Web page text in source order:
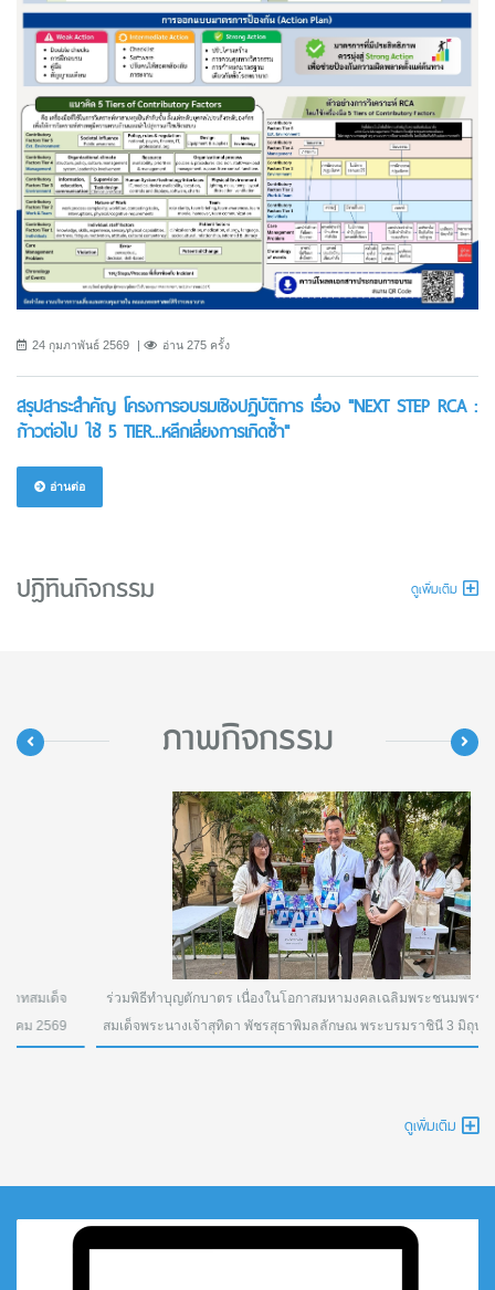
24 กุมภาพันธ์ 2569 อ่าน 275 ครั้ง
สรุปสาระสำคัญ โครงการอบรมเชิงปฏิบัติการ เรื่อง "NEXT STEP RCA :
ก้าวต่อไป ใช้ 5 TIER...หลีกเลี่ยงการเกิดซ้ำ"
อ่านต่อ
ปฏิทินกิจกรรม ดูเพิ่มเติม
ภาพกิจกรรม
ร่วมพิธีทำบุญตักบาตร เนื่องในโอกาสมหามงคลเฉลิมพระชนมพรรษา 4 รอบ
สมเด็จพระนางเจ้าสุทิดา พัชรสุธาพิมลลักษณ พระบรมราชินี 3 มิถุนายน 2569
ดูเพิ่มเติม